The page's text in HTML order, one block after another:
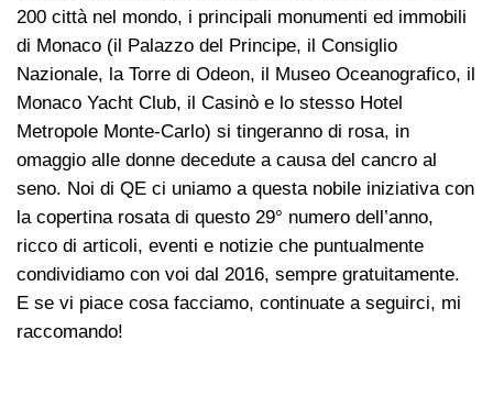
200 città nel mondo, i principali monumenti ed immobili
di Monaco (il Palazzo del Principe, il Consiglio
Nazionale, la Torre di Odeon, il Museo Oceanografico, il
Monaco Yacht Club, il Casinò e lo stesso Hotel
Metropole Monte-Carlo) si tingeranno di rosa, in
omaggio alle donne decedute a causa del cancro al
seno. Noi di QE ci uniamo a questa nobile iniziativa con
la copertina rosata di questo 29° numero dell’anno,
ricco di articoli, eventi e notizie che puntualmente
condividiamo con voi dal 2016, sempre gratuitamente.
E se vi piace cosa facciamo, continuate a seguirci, mi
raccomando!